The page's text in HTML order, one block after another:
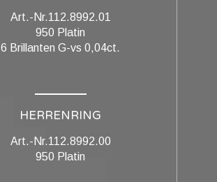
Art.-Nr.112.8992.01
950 Platin
6 Brillanten G-vs 0,04ct.
HERRENRING
Art.-Nr.112.8992.00
950 Platin